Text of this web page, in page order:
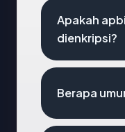
Apakah
dienkripsi?
Berapa